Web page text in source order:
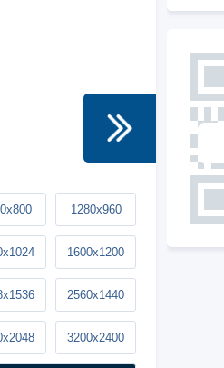
1280x960
1600x1200
2560x1440
3200x2400